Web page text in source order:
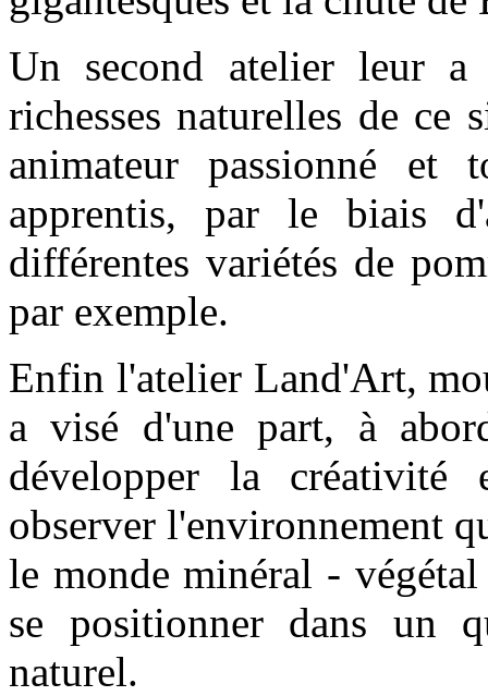
Un second atelier leur a
richesses naturelles de ce
animateur passionné
apprentis, par le biais
différentes variétés de
par exemple.
Enfin l'atelier Land'Art,
a visé d'une part, à
développer la
observer l'environnement
le monde minéral -
se positionner dans un
naturel.